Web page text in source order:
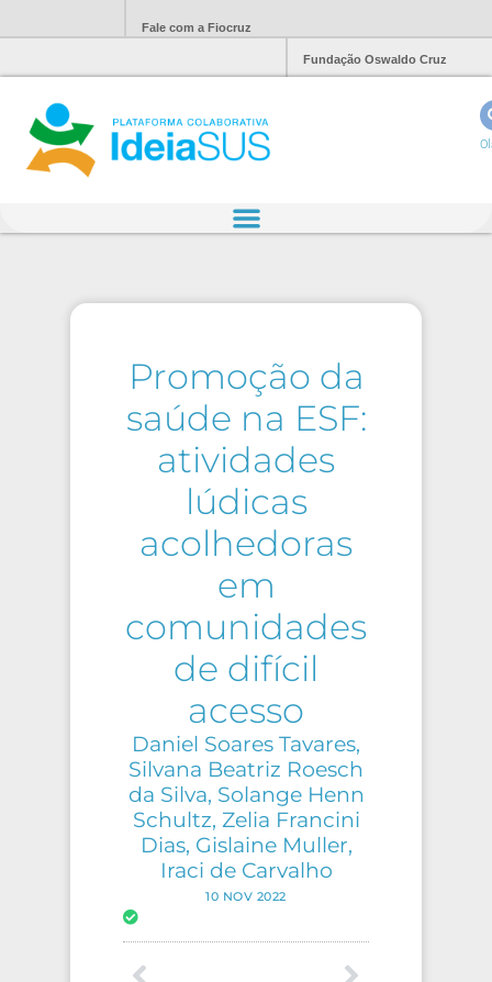
Fale com a Fiocruz
Fundação Oswaldo Cruz
Promoção da
saúde na ESF:
atividades
lúdicas
acolhedoras
em
comunidades
de difícil
acesso
Daniel Soares Tavares,
Silvana Beatriz Roesch
da Silva, Solange Henn
Schultz, Zelia Francini
Dias, Gislaine Muller,
Iraci de Carvalho
10 NOV 2022